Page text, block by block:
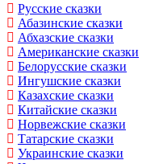
Русские сказки
Абазинские сказки
Абхазские сказки
Американские сказки
Белорусские сказки
Ингушские сказки
Казахские сказки
Китайские сказки
Норвежские сказки
Татарские сказки
Украинские сказки